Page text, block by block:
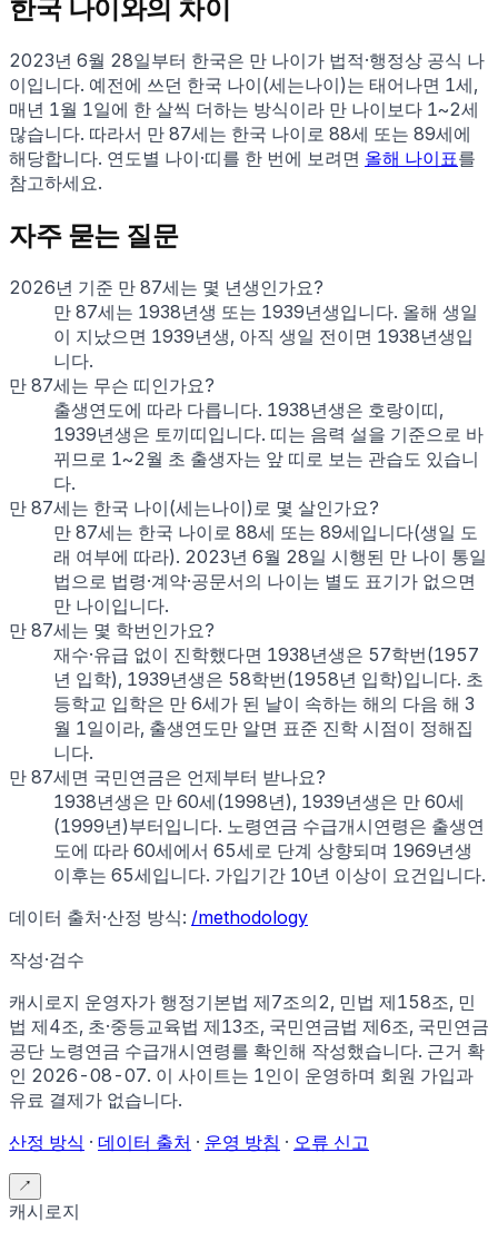
한국 나이와의 차이
2023년 6월 28일부터 한국은 만 나이가 법적·행정상 공식 나
이입니다. 예전에 쓰던 한국 나이(세는나이)는 태어나면 1세,
매년 1월 1일에 한 살씩 더하는 방식이라 만 나이보다 1~2세
많습니다. 따라서 만 87세는 한국 나이로 88세 또는 89세에
해당합니다. 연도별 나이·띠를 한 번에 보려면 올해 나이표를
참고하세요.
자주 묻는 질문
2026년 기준 만 87세는 몇 년생인가요?
만 87세는 1938년생 또는 1939년생입니다. 올해 생일
이 지났으면 1939년생, 아직 생일 전이면 1938년생입
니다.
만 87세는 무슨 띠인가요?
출생연도에 따라 다릅니다. 1938년생은 호랑이띠,
1939년생은 토끼띠입니다. 띠는 음력 설을 기준으로 바
뀌므로 1~2월 초 출생자는 앞 띠로 보는 관습도 있습니
다.
만 87세는 한국 나이(세는나이)로 몇 살인가요?
만 87세는 한국 나이로 88세 또는 89세입니다(생일 도
래 여부에 따라). 2023년 6월 28일 시행된 만 나이 통일
법으로 법령·계약·공문서의 나이는 별도 표기가 없으면
만 나이입니다.
만 87세는 몇 학번인가요?
재수·유급 없이 진학했다면 1938년생은 57학번(1957
년 입학), 1939년생은 58학번(1958년 입학)입니다. 초
등학교 입학은 만 6세가 된 날이 속하는 해의 다음 해 3
월 1일이라, 출생연도만 알면 표준 진학 시점이 정해집
니다.
만 87세면 국민연금은 언제부터 받나요?
1938년생은 만 60세(1998년), 1939년생은 만 60세
(1999년)부터입니다. 노령연금 수급개시연령은 출생연
도에 따라 60세에서 65세로 단계 상향되며 1969년생
이후는 65세입니다. 가입기간 10년 이상이 요건입니다.
데이터 출처·산정 방식: /methodology
작성·검수
캐시로지 운영자가 행정기본법 제7조의2, 민법 제158조, 민
법 제4조, 초·중등교육법 제13조, 국민연금법 제6조, 국민연금
공단 노령연금 수급개시연령를 확인해 작성했습니다. 근거 확
인 2026-08-07. 이 사이트는 1인이 운영하며 회원 가입과
유료 결제가 없습니다.
산정 방식 · 데이터 출처 · 운영 방침 · 오류 신고
↗
캐시로지